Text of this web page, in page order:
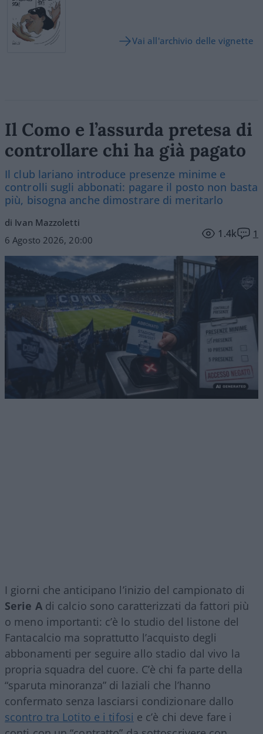
Vai all'archivio delle vignette
Il Como e l’assurda pretesa di
controllare chi ha già pagato
Il club lariano introduce presenze minime e
controlli sugli abbonati: pagare il posto non basta
più, bisogna anche dimostrare di meritarlo
di Ivan Mazzoletti
6 Agosto 2026, 20:00
1.4k 1
I giorni che anticipano l’inizio del campionato di
Serie Adi calcio sono caratterizzati da fattori più
o meno importanti: c’è lo studio del listone del
Fantacalcio ma soprattutto l’acquisto degli
abbonamenti per seguire allo stadio dal vivo la
propria squadra del cuore. C’è chi fa parte della
“sparuta minoranza” di laziali che l’hanno
confermato senza lasciarsi condizionare dallo
scontro tra Lotito e i tifosi e c’è chi deve fare i